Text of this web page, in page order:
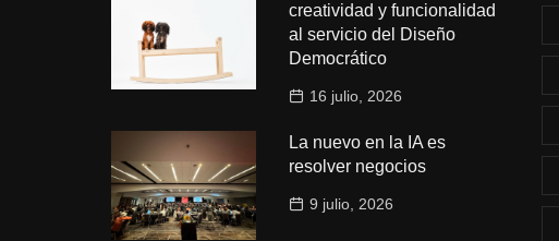
creatividad y funcionalidad
al servicio del Diseño
Democrático
16 julio, 2026
La nuevo en la IA es
resolver negocios
9 julio, 2026